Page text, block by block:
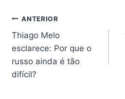
Navegação
de
Post
ANTERIOR
Thiago Melo
esclarece: Por que o
russo ainda é tão
difícil?